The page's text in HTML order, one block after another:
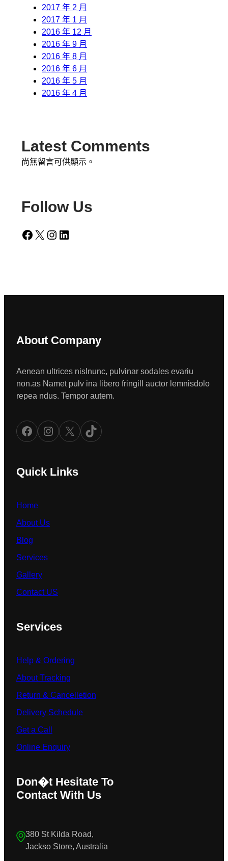
2017 年 2 月
2017 年 1 月
2016 年 12 月
2016 年 9 月
2016 年 8 月
2016 年 6 月
2016 年 5 月
2016 年 4 月
Latest Comments
尚無留言可供顯示。
Follow Us
Facebook X Instagram LinkedIn
About Company
Aenean ultrices nislnunc, pulvinar sodales evariu
non.as Namet pulv ina libero fringill auctor lemnisdolo
repea ndus. Tempor autem.
Facebook Instagram X TikTok
Quick Links
Home
About Us
Blog
Services
Gallery
Contact US
Services
Help & Ordering
About Tracking
Return & Cancelletion
Delivery Schedule
Get a Call
Online Enquiry
Don�t Hesitate To
Contact With Us
380 St Kilda Road,
Jackso Store, Australia